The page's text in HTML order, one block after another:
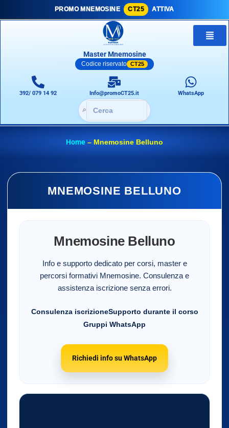
PROMO MNEMOSINE CT25 ATTIVA
Master Mnemosine
Codice riservato CT25
392/ 079 14 92 Info@promoCT25.it WhatsApp
🔎
Home – Mnemosine Belluno
MNEMOSINE BELLUNO
Mnemosine Belluno
Info e supporto dedicato per corsi, master e
percorsi formativi Mnemosine. Consulenza e
assistenza iscrizione senza errori.
Consulenza iscrizioneSupporto durante il corso
Gruppi WhatsApp
Richiedi info su WhatsApp